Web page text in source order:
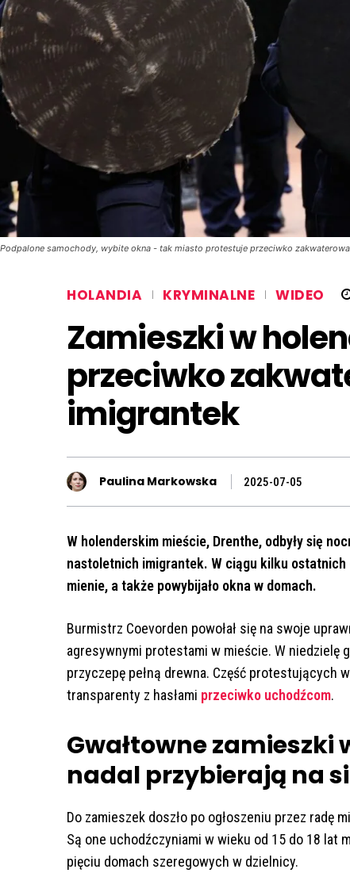
Podpalone samochody, wybite okna - tak miasto protestuje przeciwko
HOLANDIA KRYMINALNE WIDEO
Zamieszki w
przeciwko
imigrantek
Paulina Markowska 2025-07-05
W holenderskim mieście, Drenthe, odbyły się
nastoletnich imigrantek. W ciągu kilku
mienie, a także powybijało okna w domach.
Burmistrz Coevorden powołał się na swoje
agresywnymi protestami w mieście. W niedzielę
przyczepę pełną drewna. Część protestujących
transparenty z hasłami przeciwko uchodźcom.
Gwałtowne
nadal przybierają na
Do zamieszek doszło po ogłoszeniu przez radę
Są one uchodźczyniami w wieku od 15 do 18 lat
pięciu domach szeregowych w dzielnicy.